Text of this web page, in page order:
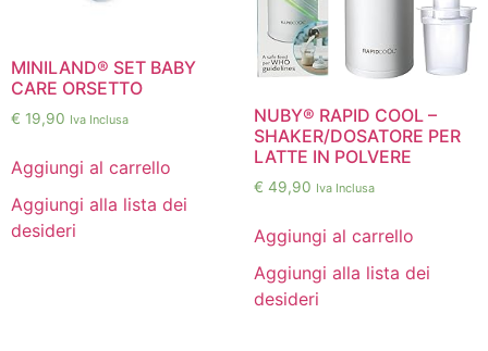
MINILAND® SET BABY
CARE ORSETTO
€ 19,90 Iva Inclusa
Aggiungi al carrello
Aggiungi alla lista dei
desideri
NUBY® RAPID COOL –
SHAKER/DOSATORE PER
LATTE IN POLVERE
€ 49,90 Iva Inclusa
Aggiungi al carrello
Aggiungi alla lista dei
desideri